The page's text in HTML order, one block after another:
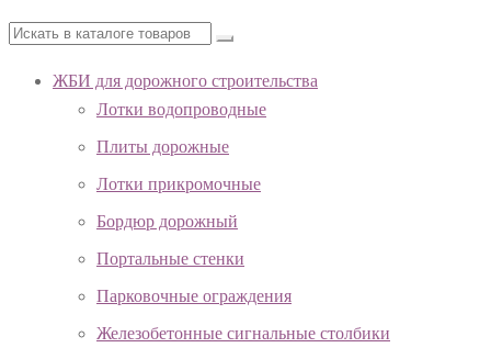
ЖБИ для дорожного строительства
Лотки водопроводные
Плиты дорожные
Лотки прикромочные
Бордюр дорожный
Портальные стенки
Парковочные ограждения
Железобетонные сигнальные столбики